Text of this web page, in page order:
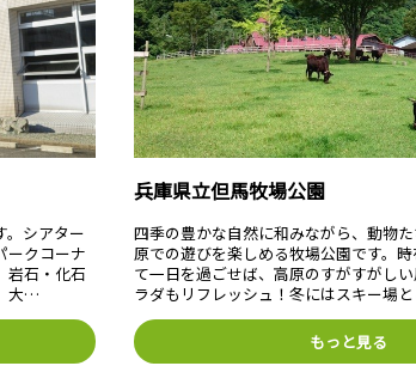
。シアター
ークコーナ
岩石・化石
大…
兵庫県立但馬牧場公園
四季の豊かな自然に和みながら、動物
原での遊びを楽しめる牧場公園です。
て一日を過ごせば、高原のすがすがし
ラダもリフレッシュ！冬にはスキー場
もっと見る